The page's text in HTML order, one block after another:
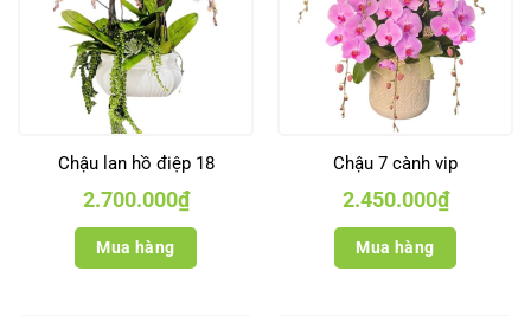
Chậu lan hồ điệp 18
2.700.000₫
Mua hàng
Chậu 7 cành vip
2.450.000₫
Mua hàng